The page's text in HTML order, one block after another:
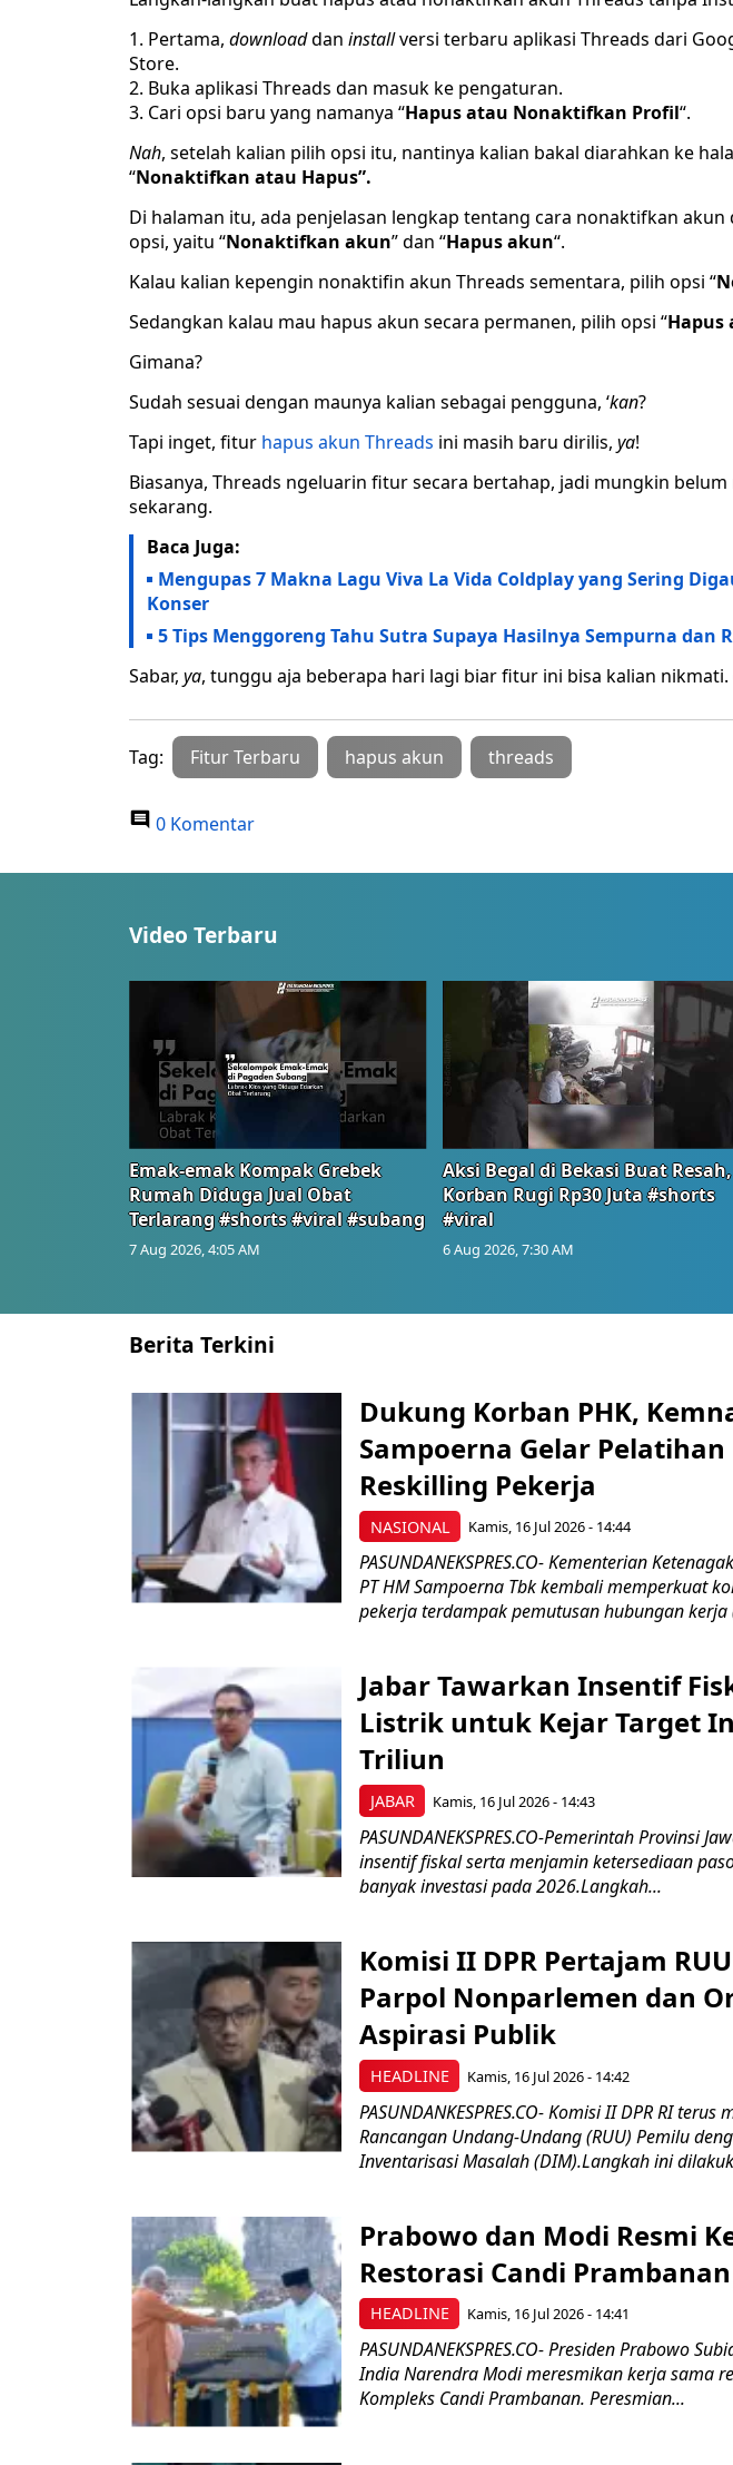
Pertama, downloaddan installversi terbaru aplikasi Threads dari
Store.
Buka aplikasi Threads dan masuk ke pengaturan.
Cari opsi baru yang namanya “Hapus atau Nonaktifkan Profil“.
Nah, setelah kalian pilih opsi itu, nantinya kalian bakal diarahkan ke
“Nonaktifkan atau Hapus”.
Di halaman itu, ada penjelasan lengkap tentang cara nonaktifkan akun
opsi, yaitu “Nonaktifkan akun” dan “Hapus akun“.
Kalau kalian kepengin nonaktifin akun Threads sementara, pilih opsi “
Sedangkan kalau mau hapus akun secara permanen, pilih opsi “Hapus
Gimana?
Sudah sesuai dengan maunya kalian sebagai pengguna, ‘kan?
Tapi inget, fitur hapus akun Threads ini masih baru dirilis, ya!
Biasanya, Threads ngeluarin fitur secara bertahap, jadi mungkin
sekarang.
Baca Juga:
Mengupas 7 Makna Lagu Viva La Vida Coldplay yang Sering
Konser
5 Tips Menggoreng Tahu Sutra Supaya Hasilnya Sempurna dan
Sabar, ya, tunggu aja beberapa hari lagi biar fitur ini bisa kalian nikmati.
Tag: Fitur Terbaru hapus akun threads
0 Komentar
Video Terbaru
Emak-emak Kompak Grebek
Rumah Diduga Jual Obat
Terlarang #shorts #viral #subang
7 Aug 2026, 4:05 AM
Aksi Begal di Bekasi Buat Resah,
Korban Rugi Rp30 Juta #shorts
#viral
6 Aug 2026, 7:30 AM
Berita Terkini
NASIONAL
Dukung Korban PHK,
Sampoerna Gelar
Reskilling Pekerja
Kamis, 16 Jul 2026 - 14:44
PASUNDANEKSPRES.CO- Kementerian
PT HM Sampoerna Tbk kembali memperkuat
pekerja terdampak pemutusan hubungan kerja
JABAR
Jabar Tawarkan Insentif
Listrik untuk Kejar Target
Triliun
Kamis, 16 Jul 2026 - 14:43
PASUNDANEKSPRES.CO-Pemerintah Provinsi
insentif fiskal serta menjamin ketersediaan
banyak investasi pada 2026.Langkah...
HEADLINE
Komisi II DPR Pertajam
Parpol Nonparlemen dan
Aspirasi Publik
Kamis, 16 Jul 2026 - 14:42
PASUNDANKESPRES.CO- Komisi II DPR RI
Rancangan Undang-Undang (RUU) Pemilu
Inventarisasi Masalah (DIM).Langkah ini
HEADLINE
Prabowo dan Modi Resmi
Restorasi Candi Prambanan
Kamis, 16 Jul 2026 - 14:41
PASUNDANEKSPRES.CO- Presiden Prabowo
India Narendra Modi meresmikan kerja sama
Kompleks Candi Prambanan. Peresmian...